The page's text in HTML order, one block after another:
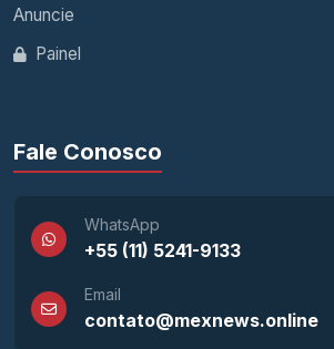
Anuncie
Painel
Fale Conosco
WhatsApp
+55 (11) 5241-9133
Email
contato@mexnews.online